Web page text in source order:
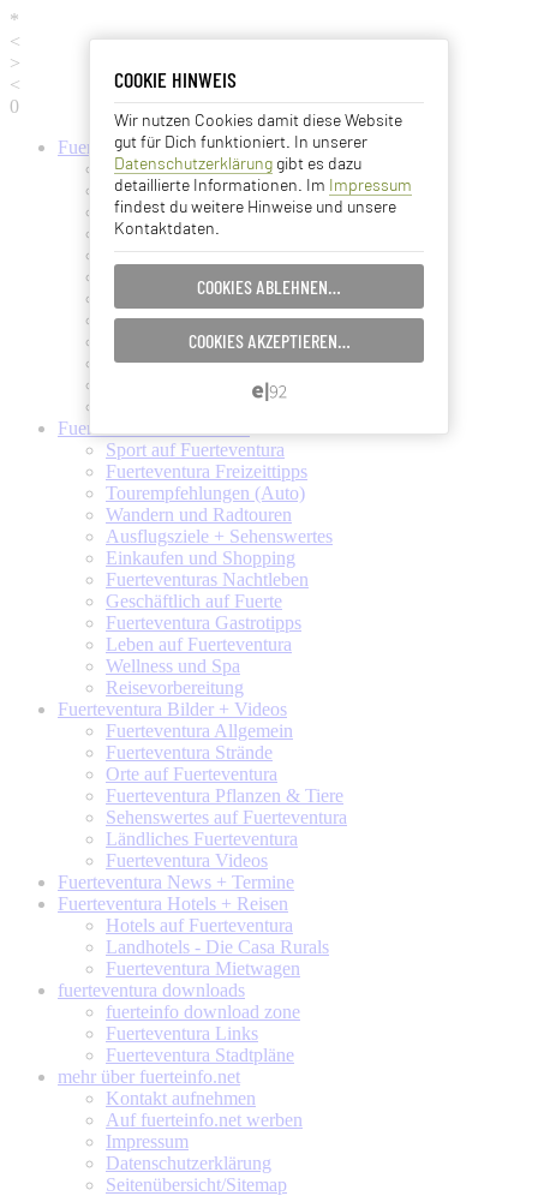
COOKIE HINWEIS
Wir nutzen Cookies damit diese Website
gut für Dich funktioniert. In unserer
Datenschutzerklärung gibt es dazu
detaillierte Informationen. Im Impressum
findest du weitere Hinweise und unsere
Kontaktdaten.
COOKIES ABLEHNEN…
COOKIES AKZEPTIEREN…
Essentielle Cookies
Analyse Cookies
EINSTELLUNGEN SPEICHERN…
ABBRECHEN…
*
<
>
<
0
FuerteventuraInformationen
Fuerteventura (Startseite)
Fuerteventura Wetter + Klima
Ortschaften auf Fuerteventura
Strände auf Fuerteventura
Pflanzen und Tiere auf Fuerte
Fuertes Kunst und Kultur
Verkehrsmittel (Taxi, Bus, Fähre)
Flughafen Fuerteventura
Ämter und Services auf Fuerte
Essen und Trinken auf Fuerte
Ärzte auf Fuerteventura
Fuerteventura
Sport auf Fuerteventura
Fuerteventura Freizeittipps
Tourempfehlungen (Auto)
Wandern und Radtouren
Ausflugsziele + Sehenswertes
Einkaufen und Shopping
Fuerteventuras Nachtleben
Geschäftlich auf Fuerte
Fuerteventura Gastrotipps
Leben auf Fuerteventura
Wellness und Spa
Reisevorbereitung
Fuerteventura Bilder + Videos
Fuerteventura Allgemein
Fuerteventura Strände
Orte auf Fuerteventura
Fuerteventura Pflanzen & Tiere
Sehenswertes auf Fuerteventura
Ländliches Fuerteventura
Fuerteventura Videos
Fuerteventura News + Termine
Fuerteventura Hotels + Reisen
Hotels auf Fuerteventura
Landhotels - Die Casa Rurals
Fuerteventura Mietwagen
fuerteventura downloads
fuerteinfo download zone
Fuerteventura Links
Fuerteventura Stadtpläne
mehr über fuerteinfo.net
Kontakt aufnehmen
Auf fuerteinfo.net werben
Impressum
Datenschutzerklärung
Seitenübersicht/Sitemap